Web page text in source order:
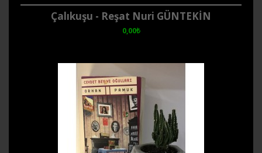
Çalıkuşu - Reşat Nuri GÜNTEKİN
0,00₺